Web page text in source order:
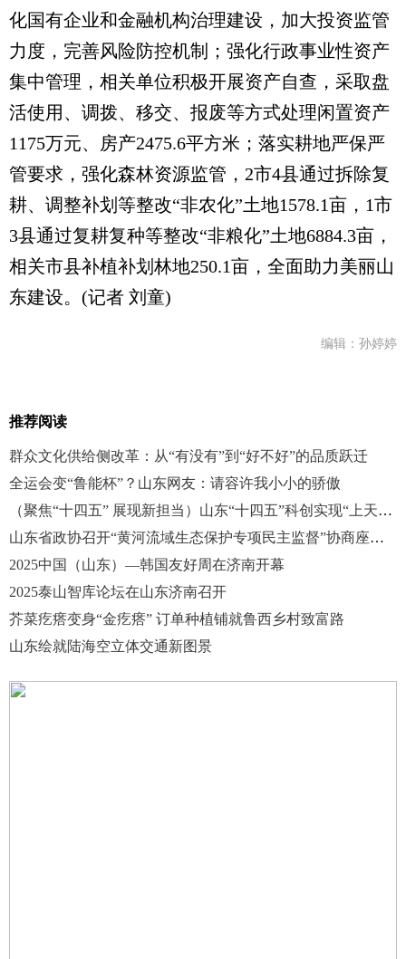
化国有企业和金融机构治理建设，加大投资监管
力度，完善风险防控机制；强化行政事业性资产
集中管理，相关单位积极开展资产自查，采取盘
活使用、调拨、移交、报废等方式处理闲置资产
1175万元、房产2475.6平方米；落实耕地严保严
管要求，强化森林资源监管，2市4县通过拆除复
耕、调整补划等整改“非农化”土地1578.1亩，1市
3县通过复耕复种等整改“非粮化”土地6884.3亩，
相关市县补植补划林地250.1亩，全面助力美丽山
东建设。(记者 刘童)
编辑：孙婷婷
推荐阅读
群众文化供给侧改革：从“有没有”到“好不好”的品质跃迁
全运会变“鲁能杯”？山东网友：请容许我小小的骄傲
（聚焦“十四五” 展现新担当）山东“十四五”科创实现“上天入地下海”
山东省政协召开“黄河流域生态保护专项民主监督”协商座谈会
2025中国（山东）—韩国友好周在济南开幕
2025泰山智库论坛在山东济南召开
芥菜疙瘩变身“金疙瘩” 订单种植铺就鲁西乡村致富路
山东绘就陆海空立体交通新图景